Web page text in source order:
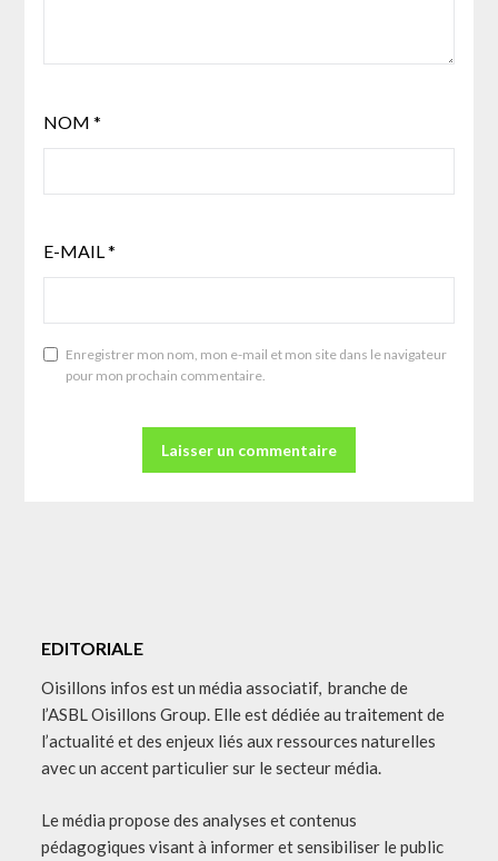
NOM *
E-MAIL*
Enregistrer mon nom, mon e-mail et mon site dans le navigateur
pour mon prochain commentaire.
EDITORIALE
Oisillons infos est un média associatif, branche de
l’ASBL Oisillons Group. Elle est dédiée au traitement de
l’actualité et des enjeux liés aux ressources naturelles
avec un accent particulier sur le secteur média.
Le média propose des analyses et contenus
pédagogiques visant à informer et sensibiliser le public